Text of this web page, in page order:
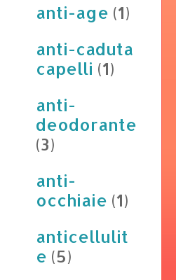
anti-age (1)
anti-caduta
capelli (1)
anti-
deodorante
(3)
anti-
occhiaie (1)
anticellulit
e (5)